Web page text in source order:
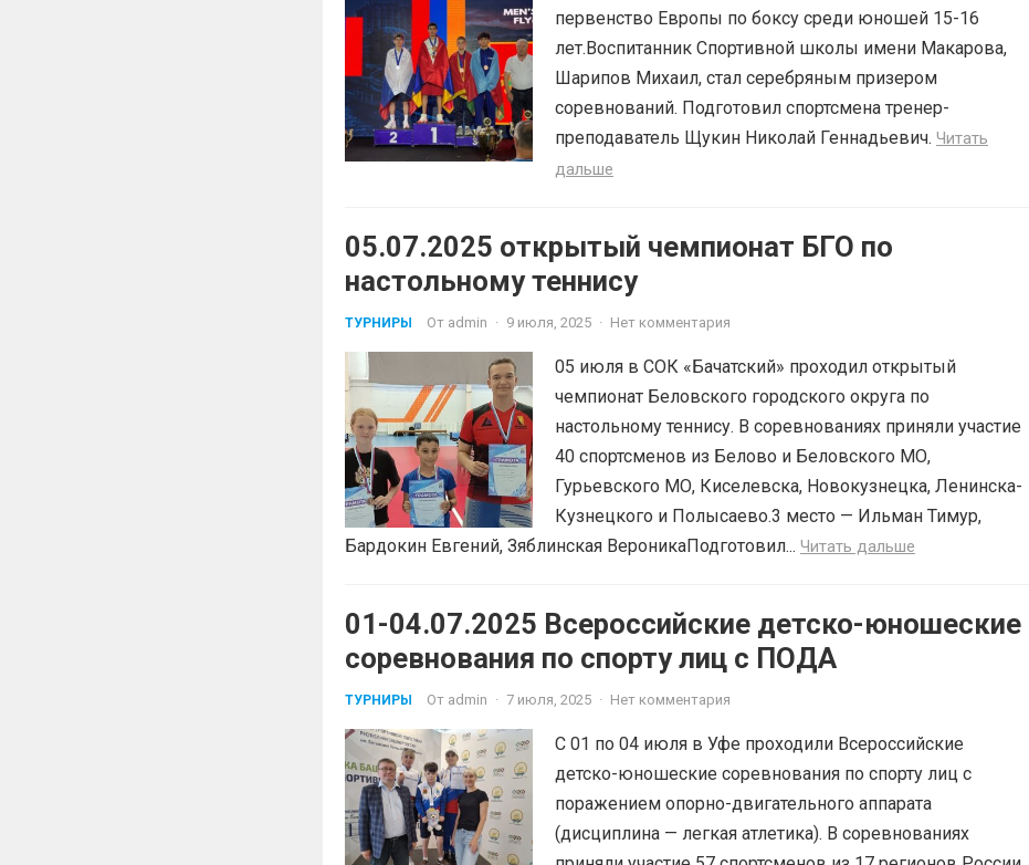
первенство Европы по боксу среди юношей 15-16
лет.Воспитанник Спортивной школы имени Макарова,
Шарипов Михаил, стал серебряным призером
соревнований. Подготовил спортсмена тренер-
преподаватель Щукин Николай Геннадьевич. Читать
дальше
05.07.2025 открытый чемпионат БГО по
настольному теннису
ТУРНИРЫ От admin · 9 июля, 2025 · Нет комментария
05 июля в СОК «Бачатский» проходил открытый
чемпионат Беловского городского округа по
настольному теннису. В соревнованиях приняли участие
40 спортсменов из Белово и Беловского МО,
Гурьевского МО, Киселевска, Новокузнецка, Ленинска-
Кузнецкого и Полысаево.3 место — Ильман Тимур,
Бардокин Евгений, Зяблинская ВероникаПодготовил... Читать дальше
01-04.07.2025 Всероссийские детско-юношеские
соревнования по спорту лиц с ПОДА
ТУРНИРЫ От admin · 7 июля, 2025 · Нет комментария
С 01 по 04 июля в Уфе проходили Всероссийские
детско-юношеские соревнования по спорту лиц с
поражением опорно-двигательного аппарата
(дисциплина — легкая атлетика). В соревнованиях